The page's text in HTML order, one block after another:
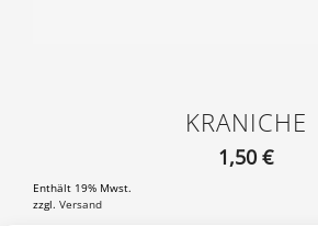
KRANICHE
1,50 €
Enthält 19% Mwst.
zzgl. Versand